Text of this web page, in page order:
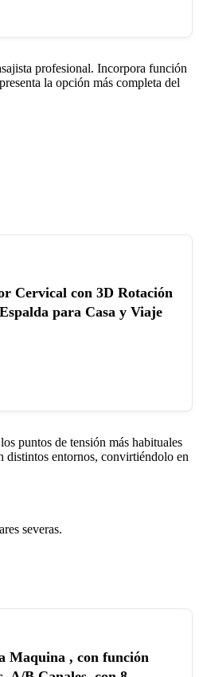
profesional. Incorpora función
la opción más completa del
Cervical con 3D Rotación
para Casa y Viaje
puntos de tensión más habituales
distintos entornos, convirtiéndolo en
severas.
Maquina , con función